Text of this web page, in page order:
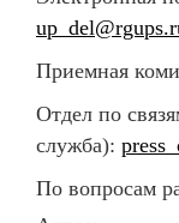
Приемная
Отдел по
служба):
По вопросам